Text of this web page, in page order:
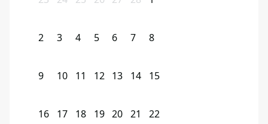
2 3 4 5 6 7 8
9 10 11 12 13 14 15
16 17 18 19 20 21 22